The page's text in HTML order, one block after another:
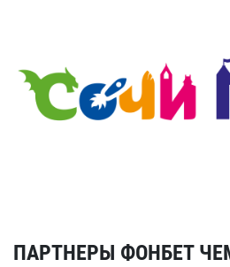
ПАРТНЕРЫ ФОНБЕТ